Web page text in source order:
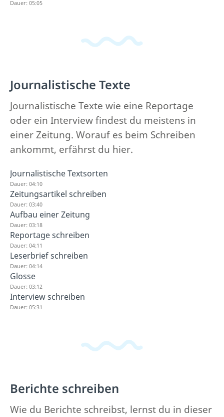
Dauer: 05:05
Journalistische Texte
Journalistische Texte wie eine Reportage
oder ein Interview findest du meistens in
einer Zeitung. Worauf es beim Schreiben
ankommt, erfährst du hier.
Journalistische Textsorten
Dauer: 04:10
Zeitungsartikel schreiben
Dauer: 03:40
Aufbau einer Zeitung
Dauer: 03:18
Reportage schreiben
Dauer: 04:11
Leserbrief schreiben
Dauer: 04:14
Glosse
Dauer: 03:12
Interview schreiben
Dauer: 05:31
Berichte schreiben
Wie du Berichte schreibst, lernst du in dieser